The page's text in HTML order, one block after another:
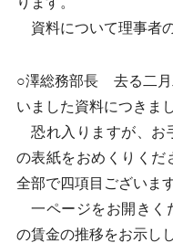
資料について理事者
○澤総務部長 去る二月
いました資料につきま
恐れ入りますが、お
の表紙をおめくりくだ
全部で四項目ございます
一ページをお開きく
の賃金の推移をお示し